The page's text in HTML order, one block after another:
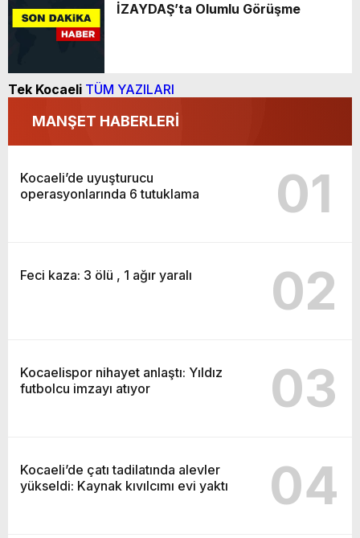
İZAYDAŞ’ta Olumlu Görüşme
Tek Kocaeli TÜM YAZILARI
MANŞET HABERLERİ
Kocaeli’de uyuşturucu
operasyonlarında 6 tutuklama
01
Feci kaza: 3 ölü , 1 ağır yaralı 02
Kocaelispor nihayet anlaştı: Yıldız
futbolcu imzayı atıyor
03
Kocaeli’de çatı tadilatında alevler
yükseldi: Kaynak kıvılcımı evi yaktı
04